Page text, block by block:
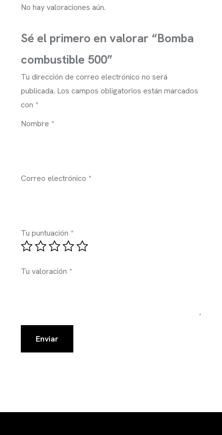
No hay valoraciones aún.
Sé el primero en valorar “Bomba
combustible 500”
Tu dirección de correo electrónico no será
publicada. Los campos obligatorios están marcados
con *
Nombre *
Correo electrónico *
Tu puntuación *
Tu valoración *